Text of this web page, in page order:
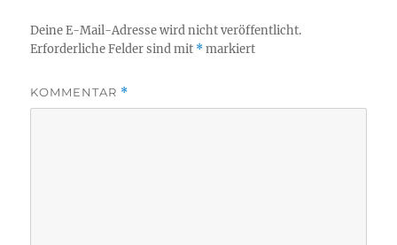
Deine E-Mail-Adresse wird nicht veröffentlicht.
Erforderliche Felder sind mit *markiert
KOMMENTAR *